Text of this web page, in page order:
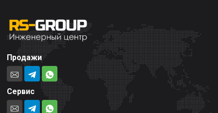
Продажи
Сервис